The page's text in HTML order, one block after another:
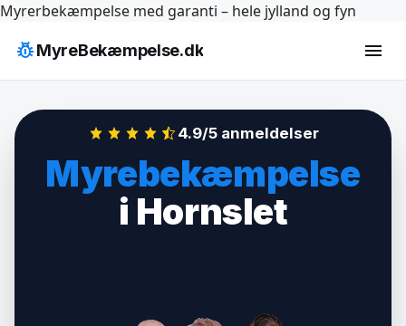
Hop
indhold
Myrerbekæmpelse med garanti – hele jylland og fyn
pest_controlMyreBekæmpelse.dk menu
4.9/5 anmeldelser
Myrebekæmpelse
i Hornslet